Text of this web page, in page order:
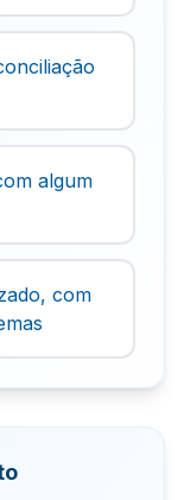
algum
com